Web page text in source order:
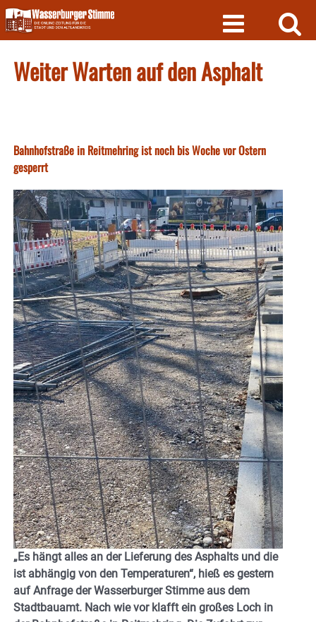
Skip
to
content
Weiter Warten auf den Asphalt
Bahnhofstraße in Reitmehring ist noch bis Woche vor Ostern
gesperrt
„Es hängt alles an der Lieferung des Asphalts und die
ist abhängig von den Temperaturen“, hieß es gestern
auf Anfrage der Wasserburger Stimme aus dem
Stadtbauamt. Nach wie vor klafft ein großes Loch in